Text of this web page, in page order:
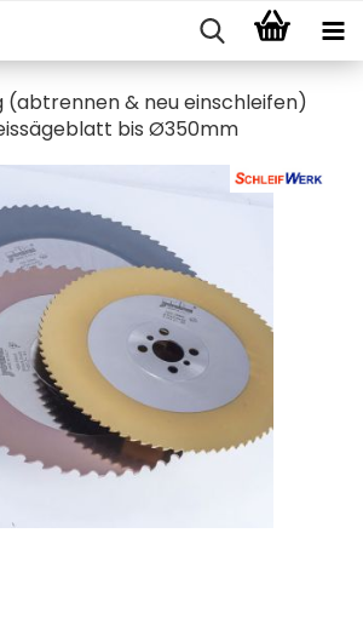
(abtrennen & neu einschleifen)
bis Ø350mm